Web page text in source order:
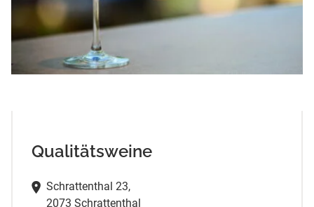
Qualitätsweine
Schrattenthal 23,
2073 Schrattenthal